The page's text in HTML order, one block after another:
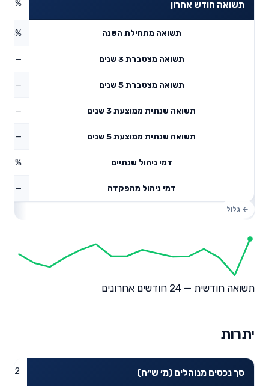
תשואה חודש אחרון
תשואה מתחילת השנה
תשואה מצטברת 3 שנים —
תשואה מצטברת 5 שנים —
תשואה שנתית ממוצעת 3 שנים —
תשואה שנתית ממוצעת 5 שנים —
דמי ניהול שנתיים
דמי ניהול מהפקדה —
תשואה חודשית — 24 חודשים אחרונים
יתרות
סך נכסים מנוהלים (מ׳ ש״ח)